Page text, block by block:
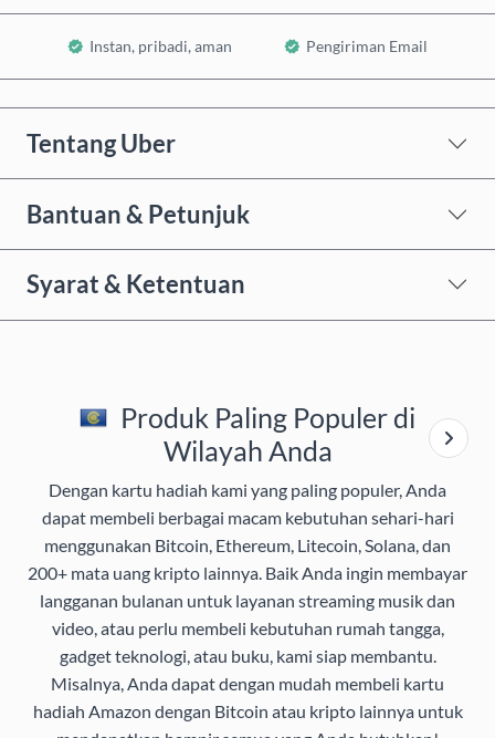
Instan, pribadi, aman Pengiriman Email
Tentang Uber
Bantuan & Petunjuk
Syarat & Ketentuan
Produk Paling Populer di
Wilayah Anda
Dengan kartu hadiah kami yang paling populer, Anda
dapat membeli berbagai macam kebutuhan sehari-hari
menggunakan Bitcoin, Ethereum, Litecoin, Solana, dan
200+ mata uang kripto lainnya. Baik Anda ingin membayar
langganan bulanan untuk layanan streaming musik dan
video, atau perlu membeli kebutuhan rumah tangga,
gadget teknologi, atau buku, kami siap membantu.
Misalnya, Anda dapat dengan mudah membeli kartu
hadiah Amazon dengan Bitcoin atau kripto lainnya untuk